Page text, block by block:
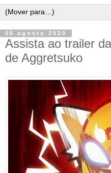
06 agosto 2020
Assista ao trailer
de Aggretsuko